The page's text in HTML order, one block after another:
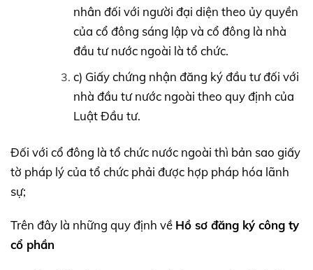
nhân đối với người đại diện theo ủy quyền
của cổ đông sáng lập và cổ đông là nhà
đầu tư nước ngoài là tổ chức.
c) Giấy chứng nhận đăng ký đầu tư đối với
nhà đầu tư nước ngoài theo quy định của
Luật Đầu tư.
Đối với cổ đông là tổ chức nước ngoài thì bản sao giấy
tờ pháp lý của tổ chức phải được hợp pháp hóa lãnh
sự;
Trên đây là những quy định về Hồ sơ đăng ký công ty
cổ phần